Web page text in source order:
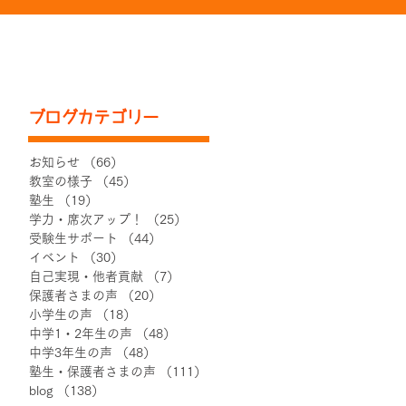
ブログカテゴリー
お知らせ （66）
教室の様子
（45）
塾生
（19）
学力・席次アップ！
（25）
受験生サポート
（44）
イベント
（30）
自己実現・他者貢献
（7）
保護者さまの声
（20）
小学生の声
（18）
中学1・2年生の声
（48）
中学3年生の声
（48）
塾生・保護者さまの声
（111）
blog
（138）